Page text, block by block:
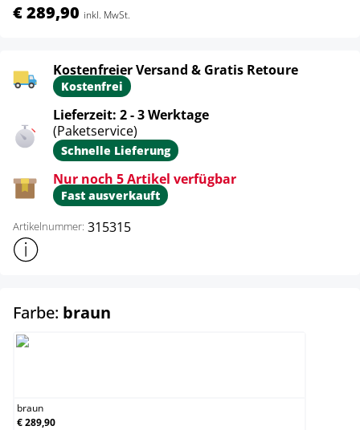
€ 289,90 inkl. MwSt.
Kostenfreier Versand & Gratis Retoure
Kostenfrei
Lieferzeit: 2 - 3 Werktage
(Paketservice)
Schnelle Lieferung
Nur noch 5 Artikel verfügbar
Fast ausverkauft
Artikelnummer: 315315
Weitere Produktinformationen anzeigen
Farbe: braun
braun
€ 289,90